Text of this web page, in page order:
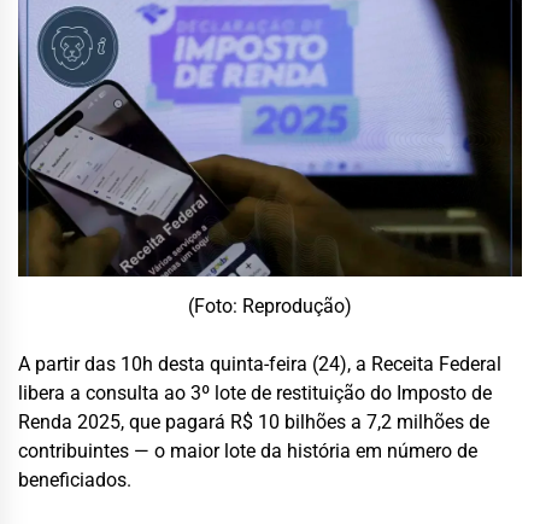
(Foto: Reprodução)
A partir das 10h desta quinta-feira (24), a Receita Federal
libera a consulta ao 3º lote de restituição do Imposto de
Renda 2025, que pagará R$ 10 bilhões a 7,2 milhões de
contribuintes — o maior lote da história em número de
beneficiados.